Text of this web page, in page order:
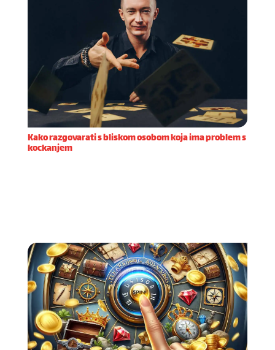
Kako razgovarati s bliskom osobom koja ima problem s
kockanjem